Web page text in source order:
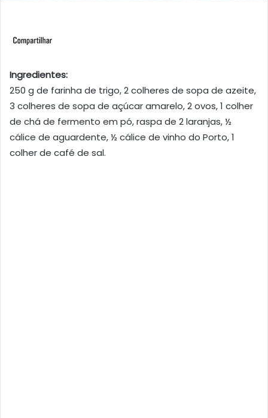
Ingredientes:
250 g de farinha de trigo, 2 colheres de sopa de azeite,
3 colheres de sopa de açúcar amarelo, 2 ovos, 1 colher
de chá de fermento em pó, raspa de 2 laranjas, ½
cálice de aguardente, ½ cálice de vinho do Porto, 1
colher de café de sal.